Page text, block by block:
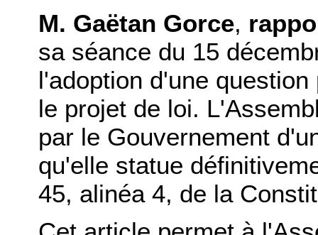
M. Gaëtan Gorce,
sa séance du 15
l'adoption d'une
le projet de loi.
par le Gouvernement
qu'elle statue
45, alinéa 4, de la